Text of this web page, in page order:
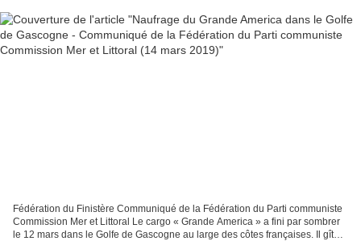
Fédération du Finistère Communiqué de la Fédération du Parti communiste
Commission Mer et Littoral Le cargo « Grande America » a fini par sombrer
le 12 mars dans le Golfe de Gascogne au large des côtes françaises. Il gît